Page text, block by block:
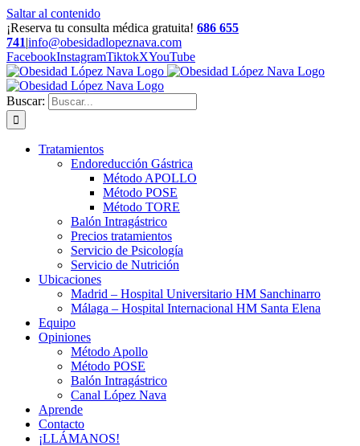
Saltar al contenido
¡Reserva tu consulta médica gratuita! 686 655
741|info@obesidadlopeznava.com
FacebookInstagramTiktokXYouTube
Buscar:
Tratamientos
Endoreducción Gástrica
Método APOLLO
Método POSE
Método TORE
Balón Intragástrico
Precios tratamientos
Servicio de Psicología
Servicio de Nutrición
Ubicaciones
Madrid – Hospital Universitario HM Sanchinarro
Málaga – Hospital Internacional HM Santa Elena
Equipo
Opiniones
Método Apollo
Método POSE
Balón Intragástrico
Canal López Nava
Aprende
Contacto
¡LLÁMANOS!